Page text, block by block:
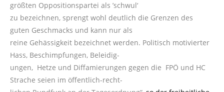
größten Oppositionspartei als ’schwul‘
zu bezeichnen, sprengt wohl deutlich die Grenzen des
guten Geschmacks und kann nur als
reine Gehässigkeit bezeichnet werden. Politisch motivierter
Hass, Beschimpfungen, Beleidig-
ungen, Hetze und Diffamierungen gegen die FPÖ und HC
Strache seien im öffentlich-recht-